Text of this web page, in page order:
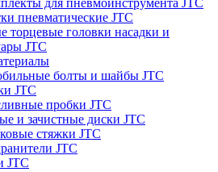
пневматические JTC
торцевые головки насадки и
JTC
болты и шайбы JTC
JTC
пробки JTC
и зачистные диски JTC
стяжки JTC
JTC
JTC